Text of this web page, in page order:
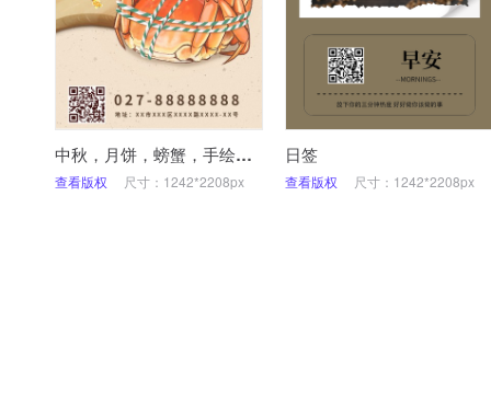
中秋，月饼，螃蟹，手绘，手机海报
查看版权 尺寸：1242*2208px
日签
查看版权 尺寸：1242*2208px